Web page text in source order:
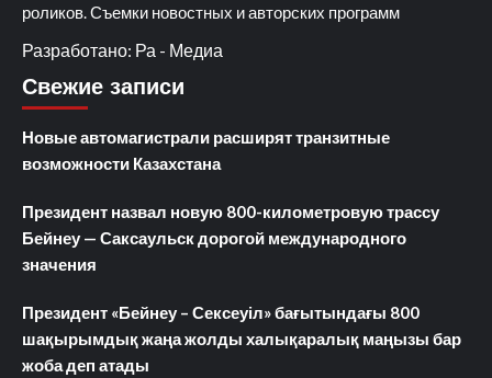
роликов. Съемки новостных и авторских программ
Разработано: Ра - Медиа
Свежие записи
Новые автомагистрали расширят транзитные
возможности Казахстана
Президент назвал новую 800-километровую трассу
Бейнеу — Саксаульск дорогой международного
значения
Президент «Бейнеу – Сексеуіл» бағытындағы 800
шақырымдық жаңа жолды халықаралық маңызы бар
жоба деп атады